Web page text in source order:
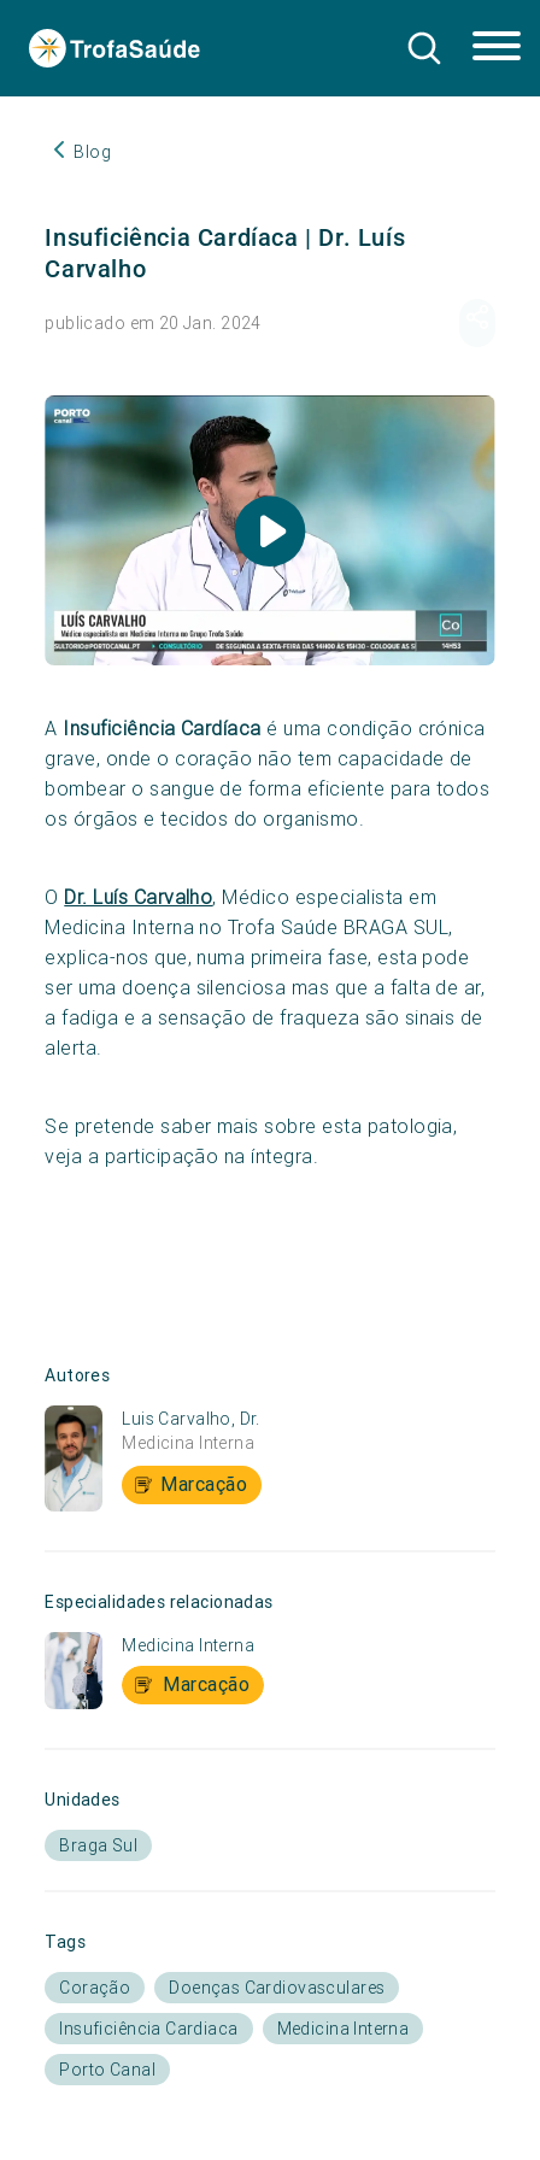
Blog
Insuficiência Cardíaca | Dr. Luís
Carvalho
publicado em 20 Jan. 2024
A Insuficiência Cardíaca é uma condição crónica
grave, onde o coração não tem capacidade de
bombear o sangue de forma eficiente para todos
os órgãos e tecidos do organismo.
O Dr. Luís Carvalho, Médico especialista em
Medicina Interna no Trofa Saúde BRAGA SUL,
explica-nos que, numa primeira fase, esta pode
ser uma doença silenciosa mas que a falta de ar,
a fadiga e a sensação de fraqueza são sinais de
alerta.
Se pretende saber mais sobre esta patologia,
veja a participação na íntegra.
Autores
Luis Carvalho, Dr.
Medicina Interna
Marcação
Especialidades relacionadas
Medicina Interna
Marcação
Unidades
Braga Sul
Tags
Coração
Doenças Cardiovasculares
Insuficiência Cardiaca
Medicina Interna
Porto Canal